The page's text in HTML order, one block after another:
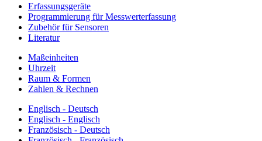
Erfassungsgeräte
Programmierung für Messwerterfassung
Zubehör für Sensoren
Literatur
Maßeinheiten
Uhrzeit
Raum & Formen
Zahlen & Rechnen
Englisch - Deutsch
Englisch - Englisch
Französisch - Deutsch